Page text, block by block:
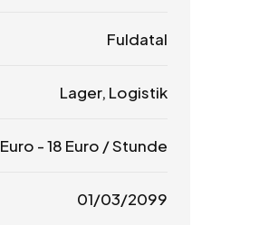
Fuldatal
Lager, Logistik
Euro -18 Euro / Stunde
01/03/2099